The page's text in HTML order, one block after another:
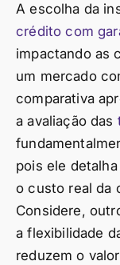
A escolha da
crédito com
impactando as
um mercado
comparativa
a avaliação das
pois ele
o custo real da
Considere,
a flexibilidade
reduzem o